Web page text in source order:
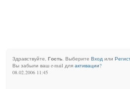
Здравствуйте, Гость. Выберите Вход или
Вы забыли ваш e-mail для активации?
08.02.2006 11:45